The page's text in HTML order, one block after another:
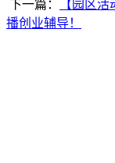
下一篇：
【园区
播创业辅导！